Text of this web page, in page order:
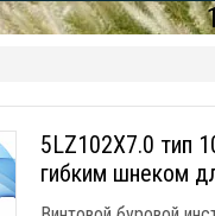
5LZ102X7.0 тип
гибким шнеком